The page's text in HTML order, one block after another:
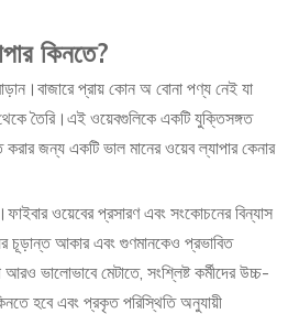
কিনতে?
প্রায় কোন অ বোনা পণ্য নেই যা
তৈরি।এই ওয়েবগুলিকে একটি যুক্তিসঙ্গত
জন্য একটি ভাল মানের ওয়েব ল্যাপার কেনার
ওয়েবের প্রসারণ এবং সংকোচনের বিন্যাস
চূড়ান্ত আকার এবং গুণমানকেও প্রভাবিত
ভালোভাবে মেটাতে, সংশ্লিষ্ট কর্মীদের উচ্চ-
হবে এবং প্রকৃত পরিস্থিতি অনুযায়ী